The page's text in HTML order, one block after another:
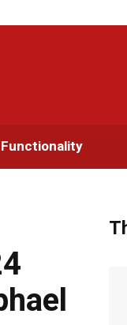
multiplie les